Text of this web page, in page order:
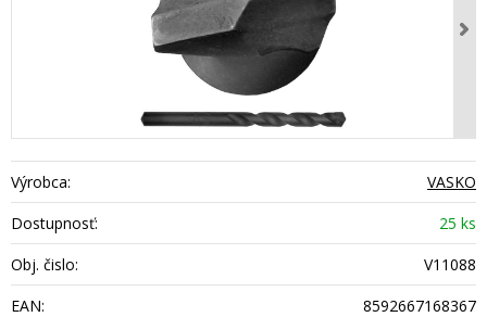
Výrobca:
VASKO
Dostupnosť:
25 ks
Obj. čislo:
V11088
EAN:
8592667168367